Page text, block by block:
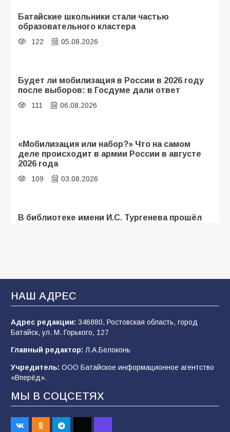
Батайские школьники стали частью
образовательного кластера
122 05.08.2026
Будет ли мобилизация в России в 2026 году
после выборов: в Госдуме дали ответ
111 06.08.2026
«Мобилизация или набор?» Что на самом
деле происходит в армии России в августе
2026 года
109 03.08.2026
В библиотеке имени И.С. Тургенева прошёл
В Батайске продолжаются дорожные работы
108 04.08.2026
строительные профессии в ходе
спортивного праздника
90
Батайским спортсменам вручили награды
НАШ АДРЕС
Адрес редакции: 346880, Ростовская область, город
Батайск, ул. М. Горького, 127
Главный редактор: Л.А.Белоконь
Учредитель: ООО Батайское информационное агентство
«Вперёд».
МЫ В СОЦСЕТЯХ